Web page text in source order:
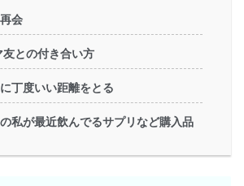
会
友との付き合い方
丁度いい距離をとる
私が最近飲んでるサプリなど購入品